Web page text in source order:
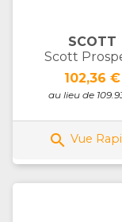
SCOTT
Scott
Prix
102,36 €
au lieu de
 Vue